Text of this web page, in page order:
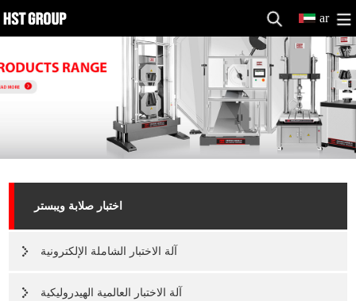
ar
اختبار صلابة ويبستر
آلة الاختبار الشاملة الإلكترونية
آلة الاختبار العالمية الهيدروليكية